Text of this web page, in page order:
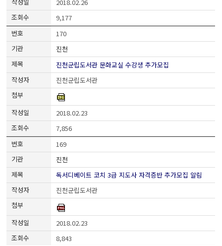
2018.02.26
9,177
170
진천
진천군립도서관 문화교실 수강생 추가모집
진천군립도서관
2018.02.23
7,856
169
진천
독서디베이트 코치 3급 지도사 자격증반 추가모집 알림
진천군립도서관
2018.02.23
8,843